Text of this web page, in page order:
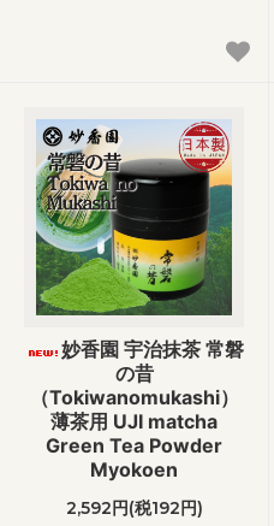
妙香園 宇治抹茶 常磐
の昔
（Tokiwanomukashi）
薄茶用 UJI matcha
Green Tea Powder
Myokoen
2,592円(税192円)